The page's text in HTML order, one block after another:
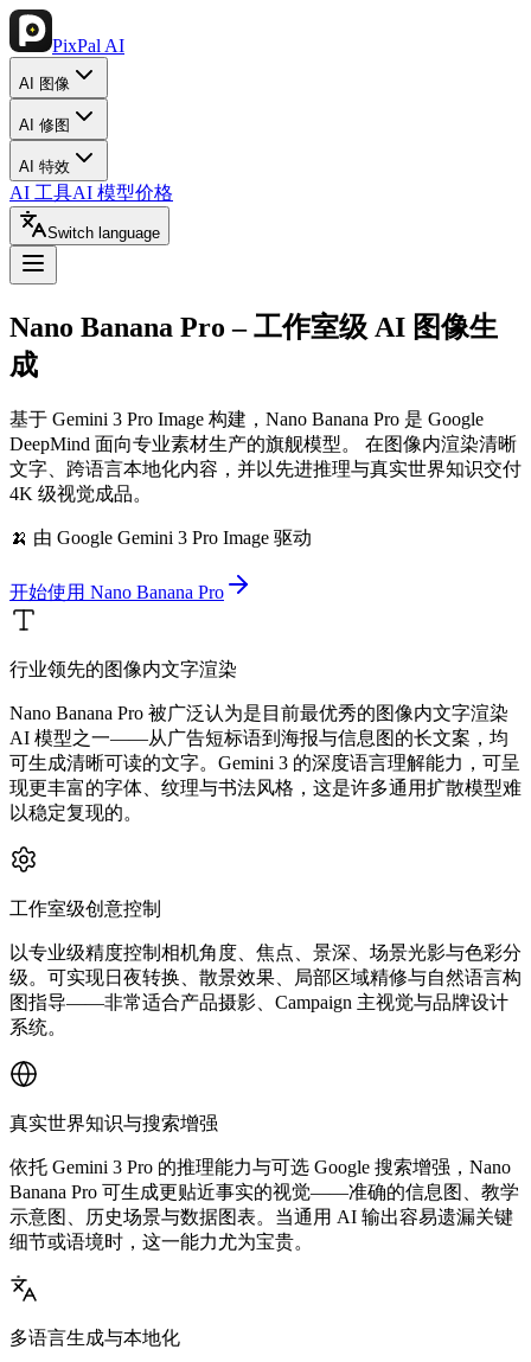
PixPal AI
AI 图像
AI 修图
AI 特效
AI 工具AI 模型价格
Switch language
Nano Banana Pro – 工作室级 AI 图像生
成
基于 Gemini 3 Pro Image 构建，Nano Banana Pro 是 Google
DeepMind 面向专业素材生产的旗舰模型。 在图像内渲染清晰
文字、跨语言本地化内容，并以先进推理与真实世界知识交付
4K 级视觉成品。
🍌 由 Google Gemini 3 Pro Image 驱动
开始使用 Nano Banana Pro
行业领先的图像内文字渲染
Nano Banana Pro 被广泛认为是目前最优秀的图像内文字渲染
AI 模型之一——从广告短标语到海报与信息图的长文案，均
可生成清晰可读的文字。Gemini 3 的深度语言理解能力，可呈
现更丰富的字体、纹理与书法风格，这是许多通用扩散模型难
以稳定复现的。
工作室级创意控制
以专业级精度控制相机角度、焦点、景深、场景光影与色彩分
级。可实现日夜转换、散景效果、局部区域精修与自然语言构
图指导——非常适合产品摄影、Campaign 主视觉与品牌设计
系统。
真实世界知识与搜索增强
依托 Gemini 3 Pro 的推理能力与可选 Google 搜索增强，Nano
Banana Pro 可生成更贴近事实的视觉——准确的信息图、教学
示意图、历史场景与数据图表。当通用 AI 输出容易遗漏关键
细节或语境时，这一能力尤为宝贵。
多语言生成与本地化